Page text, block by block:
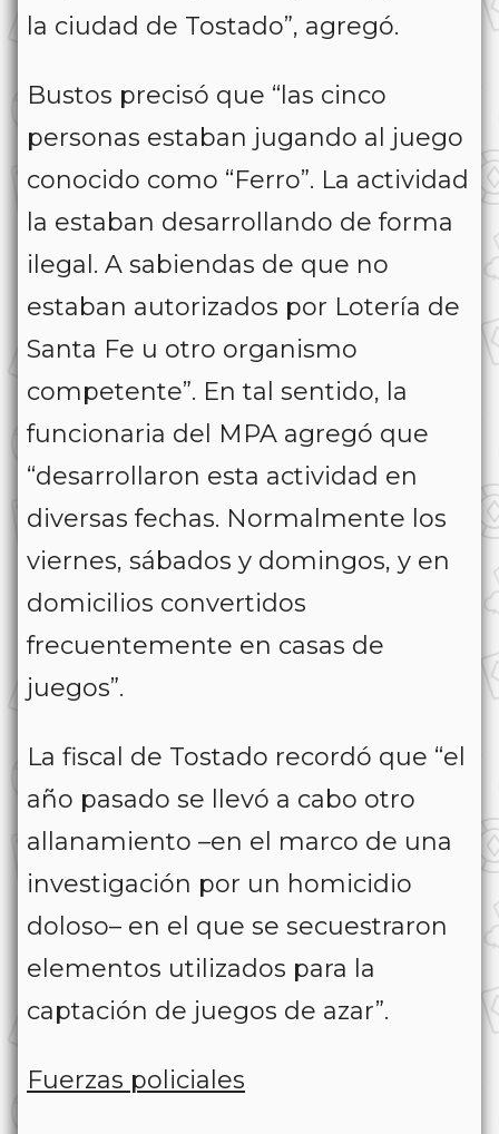
la ciudad de Tostado”, agregó.
Bustos precisó que “las cinco
personas estaban jugando al juego
conocido como “Ferro”. La actividad
la estaban desarrollando de forma
ilegal. A sabiendas de que no
estaban autorizados por Lotería de
Santa Fe u otro organismo
competente”. En tal sentido, la
funcionaria del MPA agregó que
“desarrollaron esta actividad en
diversas fechas. Normalmente los
viernes, sábados y domingos, y en
domicilios convertidos
frecuentemente en casas de
juegos”.
La fiscal de Tostado recordó que “el
año pasado se llevó a cabo otro
allanamiento –en el marco de una
investigación por un homicidio
doloso– en el que se secuestraron
elementos utilizados para la
captación de juegos de azar”.
Fuerzas policiales